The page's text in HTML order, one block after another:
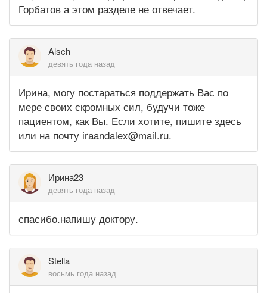
Горбатов а этом разделе не отвечает.
Alsch
девять года назад
Ирина, могу постараться поддержать Вас по
мере своих скромных сил, будучи тоже
пациентом, как Вы. Если хотите, пишите здесь
или на почту iraandalex@mail.ru.
Ирина23
девять года назад
спасибо.напишу доктору.
Stella
восьмь года назад